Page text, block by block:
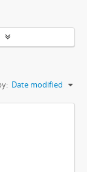
Date modified